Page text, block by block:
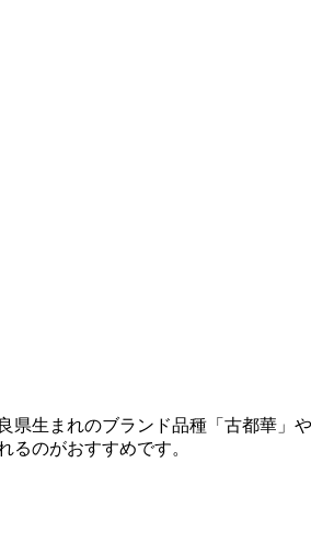
県生まれのブランド品種「古都華」
るのがおすすめです。